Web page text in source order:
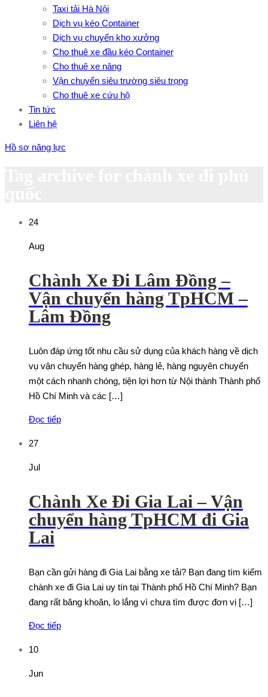
Taxi tải Hà Nội
Dịch vụ kéo Container
Dịch vụ chuyển kho xưởng
Cho thuê xe đầu kéo Container
Cho thuê xe nâng
Vận chuyển siêu trường siêu trọng
Cho thuê xe cứu hộ
Tin tức
Liên hệ
Hồ sơ năng lực
24
Aug
Chành Xe Đi Lâm Đồng –
Vận chuyển hàng TpHCM –
Lâm Đồng
Luôn đáp ứng tốt nhu cầu sử dụng của khách hàng về dịch
vụ vận chuyển hàng ghép, hàng lẻ, hàng nguyên chuyến
một cách nhanh chóng, tiện lợi hơn từ Nội thành Thành phố
Hồ Chí Minh và các […]
Đọc tiếp
27
Jul
Chành Xe Đi Gia Lai – Vận
chuyển hàng TpHCM đi Gia
Lai
Bạn cần gửi hàng đi Gia Lai bằng xe tải? Bạn đang tìm kiếm
chành xe đi Gia Lai uy tín tại Thành phố Hồ Chí Minh? Bạn
đang rất băng khoăn, lo lắng vì chưa tìm được đơn vị […]
Đọc tiếp
10
Jun